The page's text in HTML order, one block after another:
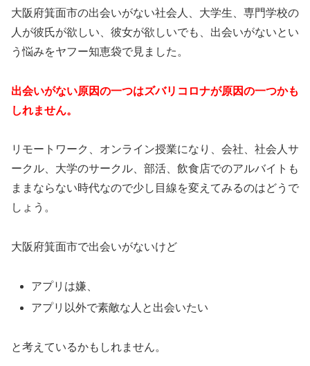
大阪府箕面市の出会いがない社会人、大学生、専門学校の
人が彼氏が欲しい、彼女が欲しいでも、出会いがないとい
う悩みをヤフー知恵袋で見ました。
出会いがない原因の一つはズバリコロナが原因の一つかも
しれません。
リモートワーク、オンライン授業になり、会社、社会人サ
ークル、大学のサークル、部活、飲食店でのアルバイトも
ままならない時代なので少し目線を変えてみるのはどうで
しょう。
大阪府箕面市で出会いがないけど
アプリは嫌、
アプリ以外で素敵な人と出会いたい
と考えているかもしれません。